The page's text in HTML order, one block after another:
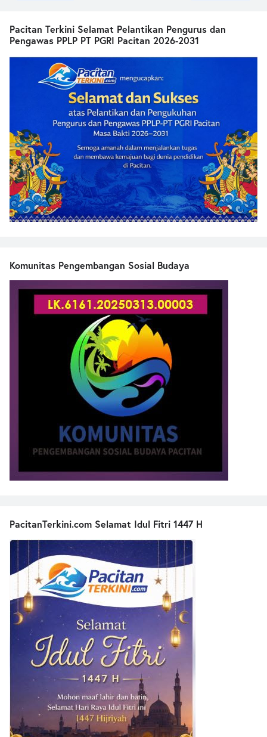
Pacitan Terkini Selamat Pelantikan Pengurus dan
Pengawas PPLP PT PGRI Pacitan 2026-2031
Komunitas Pengembangan Sosial Budaya
PacitanTerkini.com Selamat Idul Fitri 1447 H